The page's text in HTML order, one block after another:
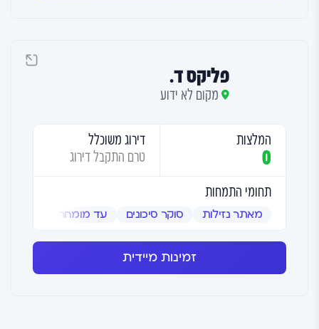
פליקס ד.
מקום לא ידוע
המלצות
0
דירוג משוכלל
טרם התקבל דירוג
תחומי התמחות
מאתר נזילות סוקר סיכונים עד מומחה
זמינות מיידית